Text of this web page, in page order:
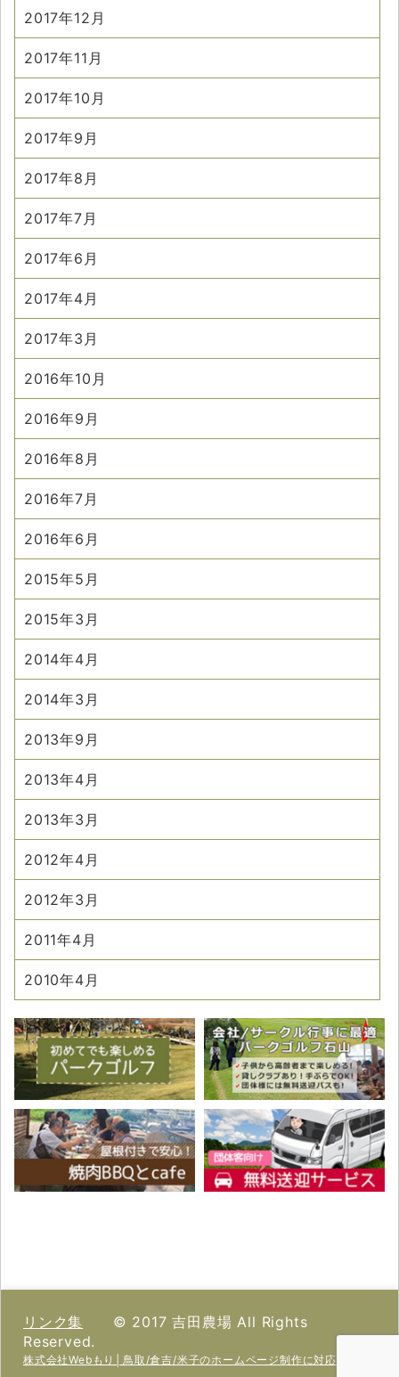
2017年12月
2017年11月
2017年10月
2017年9月
2017年8月
2017年7月
2017年6月
2017年4月
2017年3月
2016年10月
2016年9月
2016年8月
2016年7月
2016年6月
2015年5月
2015年3月
2014年4月
2014年3月
2013年9月
2013年4月
2013年3月
2012年4月
2012年3月
2011年4月
2010年4月
リンク集 © 2017 吉田農場 All Rights
Reserved.
株式会社Webもり│鳥取/倉吉/米子のホームページ制作に対応